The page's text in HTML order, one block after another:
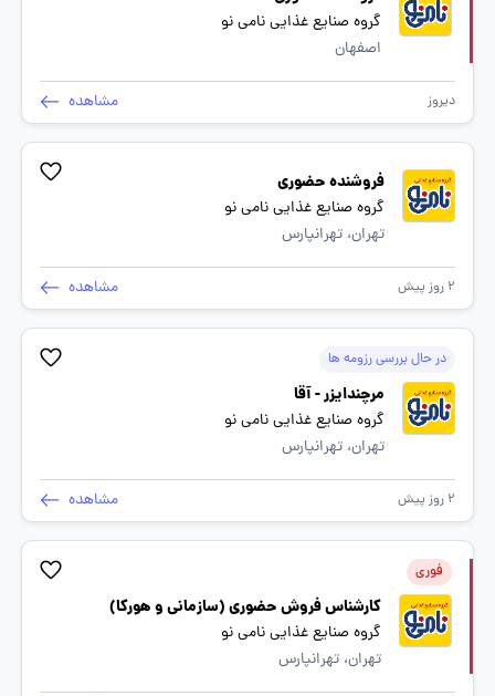
گروه صنایع غذایی نامی نو
اصفهان
دیروز مشاهده
فروشنده حضوری
گروه صنایع غذایی نامی نو
تهران، تهرانپارس
2 روز پیش مشاهده
در حال بررسی رزومه ها
مرچندایزر - آقا
گروه صنایع غذایی نامی نو
تهران، تهرانپارس
2 روز پیش مشاهده
فوری
کارشناس فروش حضوری (سازمانی و هورکا)
گروه صنایع غذایی نامی نو
تهران، تهرانپارس